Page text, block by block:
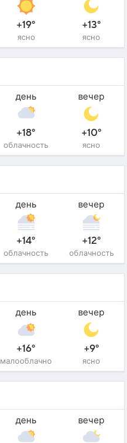
+19°
ясно
+13°
ясно
день
+18°
облачность
вечер
+10°
ясно
день
+14°
облачность
вечер
+12°
облачность
день
+16°
малооблачно
вечер
+9°
ясно
день вечер